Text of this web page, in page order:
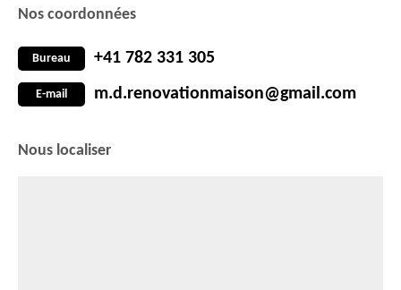
Nos coordonnées
Bureau +41 782 331 305
E-mail m.d.renovationmaison@gmail.com
Nous localiser